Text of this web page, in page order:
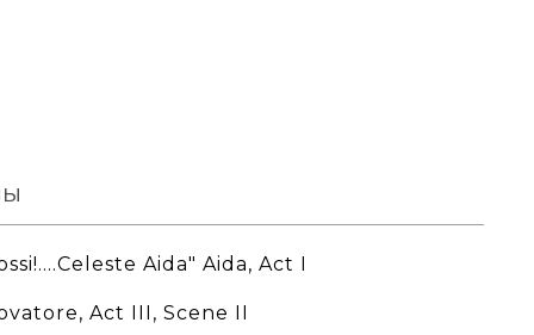
Aida" Aida, Act I
Act III, Scene II